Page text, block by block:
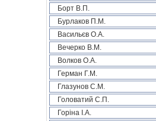
Борт В.П.
Бурлаков П.М.
Васильєв О.А.
Вечерко В.М.
Волков О.А.
Герман Г.М.
Глазунов С.М.
Головатий С.П.
Горіна І.А.